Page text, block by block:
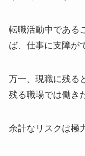
転職活動中である
ば、仕事に支障が
万一、現職に残る
残る職場では働き
余計なリスクは極